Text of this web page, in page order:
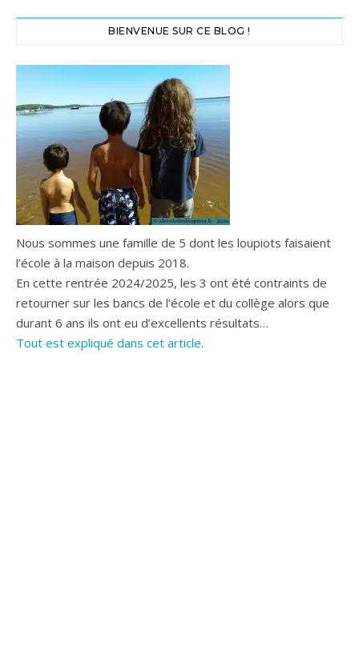
BIENVENUE SUR CE BLOG !
Nous sommes une famille de 5 dont les loupiots faisaient
l’école à la maison depuis 2018.
En cette rentrée 2024/2025, les 3 ont été contraints de
retourner sur les bancs de l’école et du collège alors que
durant 6 ans ils ont eu d’excellents résultats…
Tout est expliqué dans cet article.